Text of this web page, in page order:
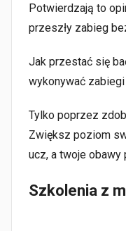
Potwierdzają to
przeszły zabieg
Jak przestać się
wykonywać
Tylko poprzez
Zwiększ poziom
ucz, a twoje obawy
Szkolenia z